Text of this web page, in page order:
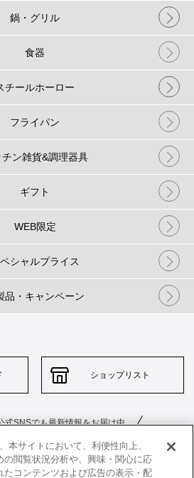
鍋・グリル
食器
チールホーロー
フライパン
チン雑貨&調理器具
ギフト
WEB限定
シャルプライス
品・キャンペーン
ショップリスト
式SNSでも最新情報をお届け中
本サイトにおいて、利便性向上、
の閲覧状況分析や、興味・関心に応
たコンテンツおよび広告の表示・配